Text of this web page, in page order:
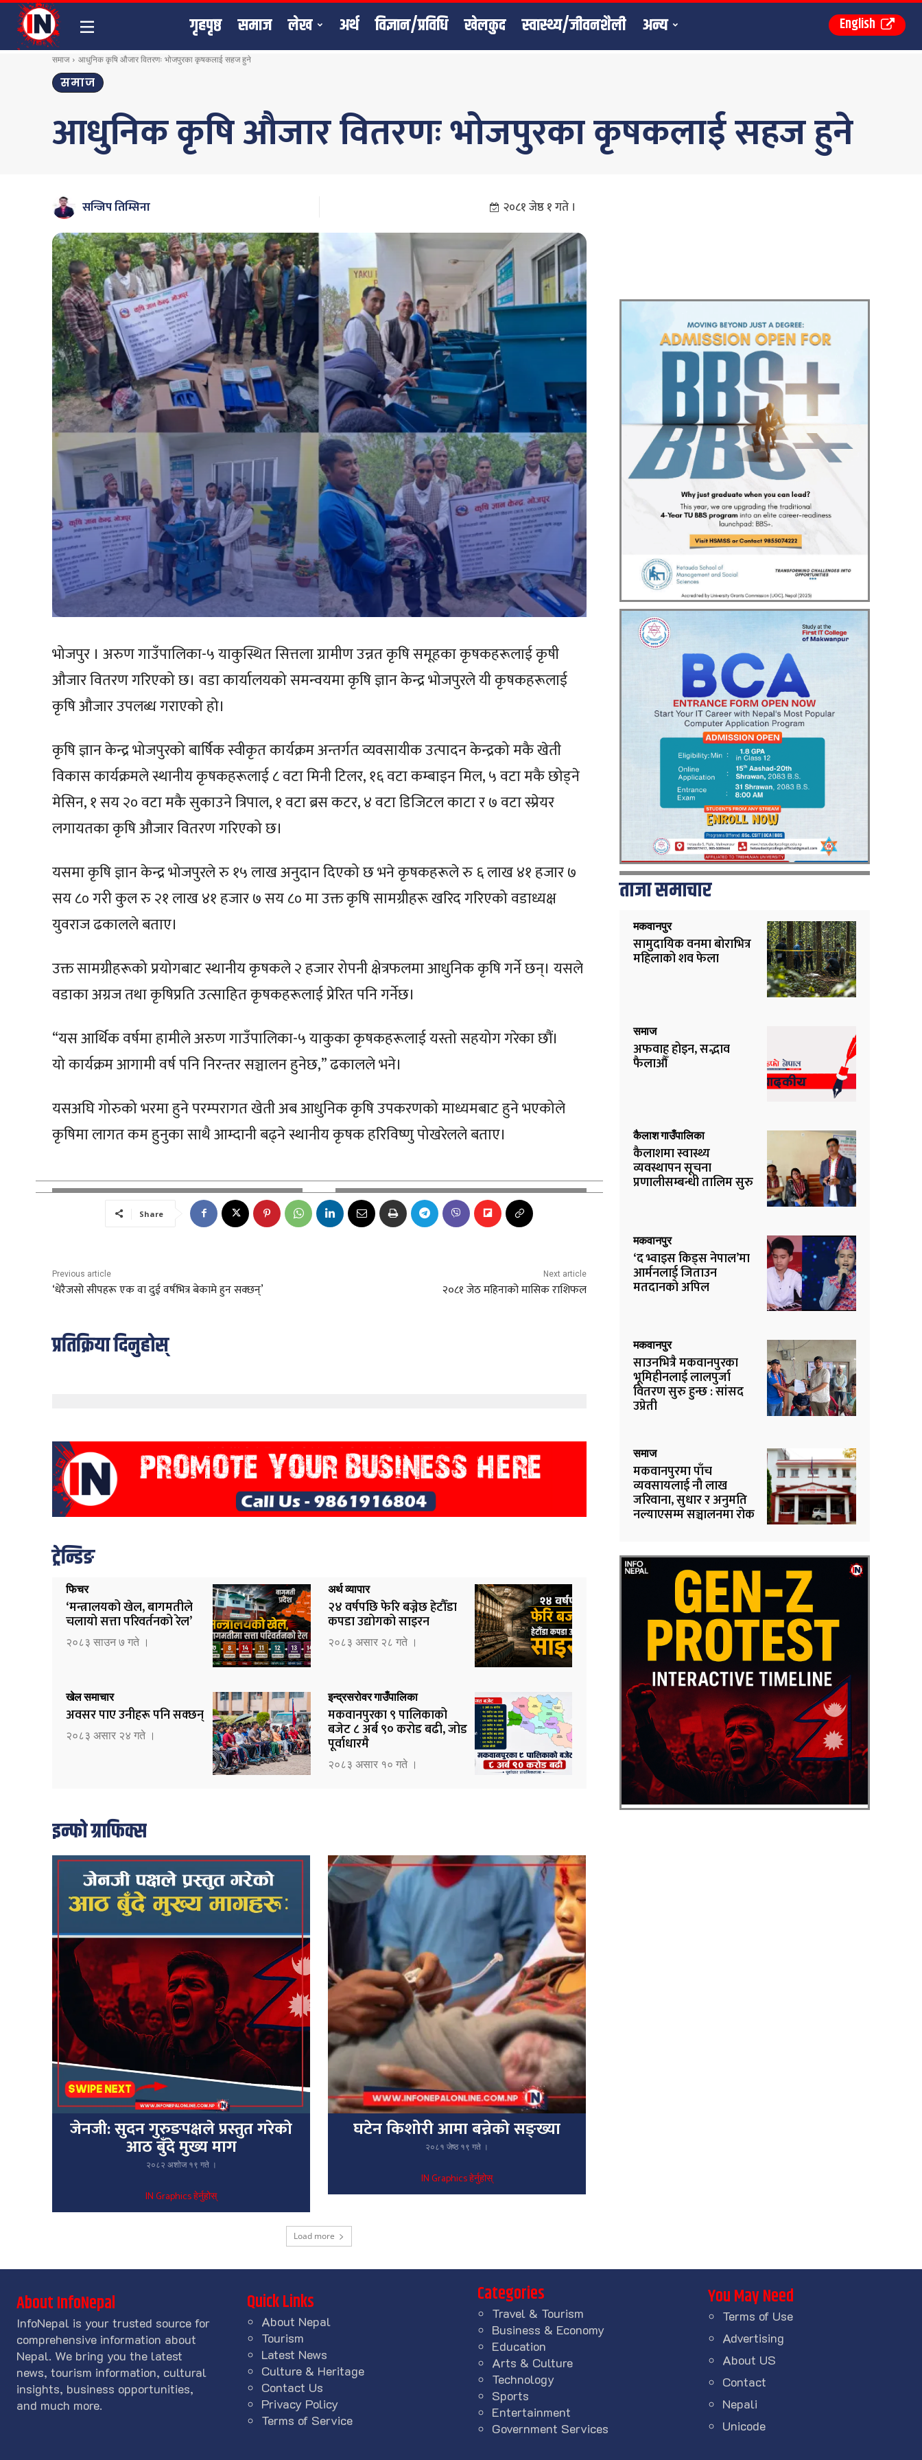
गृहपृष्ठ समाज लेख अर्थ विज्ञान/प्रविधि खेलकुद स्वास्थ्य/जीवनशैली अन्य English
समाज आधुनिक कृषि औजार वितरणः भोजपुरका कृषकलाई सहज हुने
समाज
आधुनिक कृषि औजार वितरणः भोजपुरका कृषकलाई सहज हुने
सन्जिप तिम्सिना २०८१ जेष्ठ १ गते ।
भोजपुर । अरुण गाउँपालिका-५ याकुस्थित सित्तला ग्रामीण उन्नत कृषि समूहका कृषकहरूलाई कृषी
औजार वितरण गरिएको छ। वडा कार्यालयको समन्वयमा कृषि ज्ञान केन्द्र भोजपुरले यी कृषकहरूलाई
कृषि औजार उपलब्ध गराएको हो।
कृषि ज्ञान केन्द्र भोजपुरको बार्षिक स्वीकृत कार्यक्रम अन्तर्गत व्यवसायीक उत्पादन केन्द्रको मकै खेती
विकास कार्यक्रमले स्थानीय कृषकहरूलाई ८ वटा मिनी टिलर, १६ वटा कम्बाइन मिल, ५ वटा मकै छोड्ने
मेसिन, १ सय २० वटा मकै सुकाउने त्रिपाल, १ वटा ब्रस कटर, ४ वटा डिजिटल काटा र ७ वटा स्प्रेयर
लगायतका कृषि औजार वितरण गरिएको छ।
यसमा कृषि ज्ञान केन्द्र भोजपुरले रु १५ लाख अनुदान दिएको छ भने कृषकहरूले रु ६ लाख ४१ हजार ७
सय ८० गरी कुल रु २१ लाख ४१ हजार ७ सय ८० मा उक्त कृषि सामग्रीहरू खरिद गरिएको वडाध्यक्ष
युवराज ढकालले बताए।
उक्त सामग्रीहरूको प्रयोगबाट स्थानीय कृषकले २ हजार रोपनी क्षेत्रफलमा आधुनिक कृषि गर्ने छन्। यसले
वडाका अग्रज तथा कृषिप्रति उत्साहित कृषकहरूलाई प्रेरित पनि गर्नेछ।
“यस आर्थिक वर्षमा हामीले अरुण गाउँपालिका-५ याकुका कृषकहरूलाई यस्तो सहयोग गरेका छौं।
यो कार्यक्रम आगामी वर्ष पनि निरन्तर सञ्चालन हुनेछ,” ढकालले भने।
यसअघि गोरुको भरमा हुने परम्परागत खेती अब आधुनिक कृषि उपकरणको माध्यमबाट हुने भएकोले
कृषिमा लागत कम हुनुका साथै आम्दानी बढ्ने स्थानीय कृषक हरिविष्णु पोखरेलले बताए।
Share
Previous article
‘धेरैजसो सीपहरू एक वा दुई वर्षभित्र बेकामे हुन सक्छन्’
Next article
२०८१ जेठ महिनाको मासिक राशिफल
प्रतिक्रिया दिनुहोस्
ट्रेन्डिङ
फिचर
‘मन्त्रालयको खेल, बागमतीले
चलायो सत्ता परिवर्तनको रेल’
२०८३ साउन ७ गते ।
अर्थ व्यापार
२४ वर्षपछि फेरि बज्नेछ हेटौँडा
कपडा उद्योगको साइरन
२०८३ असार २८ गते ।
खेल समाचार
अवसर पाए उनीहरू पनि सक्छन्
२०८३ असार २४ गते ।
इन्द्रसरोवर गाउँपालिका
मकवानपुरका ९ पालिकाको
बजेट ८ अर्ब ९० करोड बढी, जोड
पूर्वाधारमै
२०८३ असार १० गते ।
इन्फो ग्राफिक्स
जेनजी: सुदन गुरुङपक्षले प्रस्तुत गरेको
आठ बुँदे मुख्य माग
२०८२ अशोज १९ गते ।
IN Graphics हेर्नुहोस्
घटेन किशोरी आमा बन्नेको सङ्ख्या
२०८१ जेष्ठ १९ गते ।
IN Graphics हेर्नुहोस्
Load more
ताजा समाचार
मकवानपुर
सामुदायिक वनमा बोराभित्र
महिलाको शव फेला
समाज
अफवाह होइन, सद्भाव
फैलाऔँ
कैलाश गाउँपालिका
कैलाशमा स्वास्थ्य
व्यवस्थापन सूचना
प्रणालीसम्बन्धी तालिम सुरु
मकवानपुर
‘द भ्वाइस किड्स नेपाल’मा
आर्मनलाई जिताउन
मतदानको अपिल
मकवानपुर
साउनभित्रै मकवानपुरका
भूमिहीनलाई लालपुर्जा
वितरण सुरु हुन्छ : सांसद
उप्रेती
समाज
मकवानपुरमा पाँच
व्यवसायलाई नौ लाख
जरिवाना, सुधार र अनुमति
नल्याएसम्म सञ्चालनमा रोक
About InfoNepal
InfoNepal is your trusted source for
comprehensive information about
Nepal. We bring you the latest
news, tourism information, cultural
insights, business opportunities,
and much more.
Quick Links
About Nepal
Tourism
Latest News
Culture & Heritage
Contact Us
Privacy Policy
Terms of Service
Categories
Travel & Tourism
Business & Economy
Education
Arts & Culture
Technology
Sports
Entertainment
Government Services
You May Need
Terms of Use
Advertising
About US
Contact
Nepali
Unicode